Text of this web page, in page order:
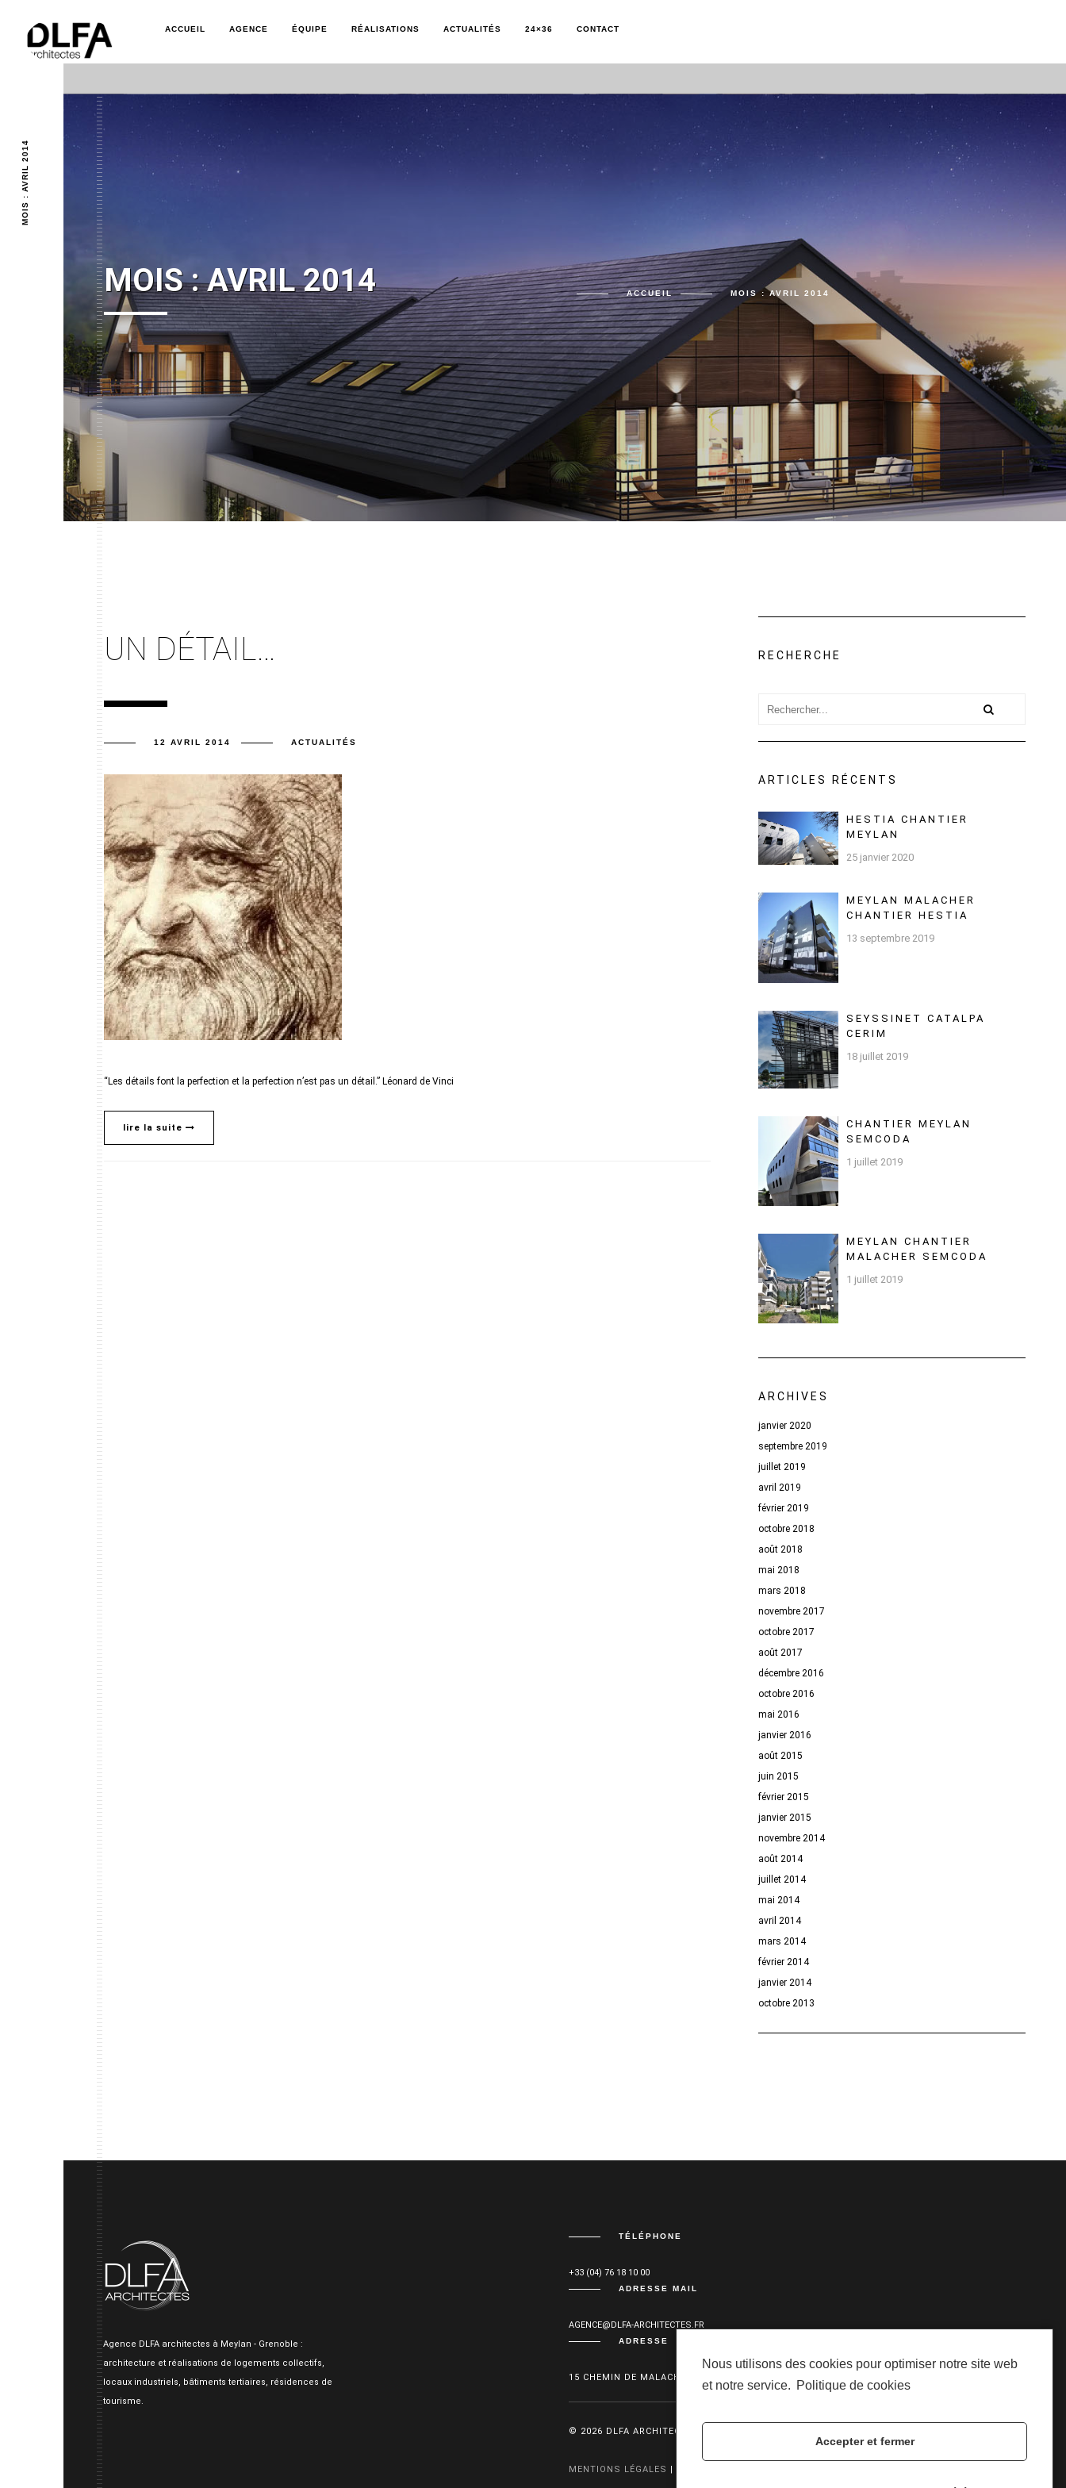
Nous utilisons des cookies pour optimiser notre site web
et notre service. Politique de cookies
Accepter et fermer
ACCUEIL AGENCE ÉQUIPE RÉALISATIONS ACTUALITÉS 24×36 CONTACT
MOIS :AVRIL 2014 ACCUEIL MOIS :AVRIL 2014
UN DÉTAIL…
12 AVRIL 2014 ACTUALITÉS
“Les détails font la perfection et la perfection n’est pas un détail.” Léonard de Vinci
lire la suite
RECHERCHE
ARTICLES RÉCENTS
HESTIA CHANTIER
MEYLAN
25 janvier 2020
MEYLAN MALACHER
CHANTIER HESTIA
13 septembre 2019
SEYSSINET CATALPA
CERIM
18 juillet 2019
CHANTIER MEYLAN
SEMCODA
1 juillet 2019
MEYLAN CHANTIER
MALACHER SEMCODA
1 juillet 2019
ARCHIVES
janvier 2020
septembre 2019
juillet 2019
avril 2019
février 2019
octobre 2018
août 2018
mai 2018
mars 2018
novembre 2017
octobre 2017
août 2017
décembre 2016
octobre 2016
mai 2016
janvier 2016
août 2015
juin 2015
février 2015
janvier 2015
novembre 2014
août 2014
juillet 2014
mai 2014
avril 2014
mars 2014
février 2014
janvier 2014
octobre 2013
Agence DLFA architectes à Meylan - Grenoble :
architecture et réalisations de logements collectifs,
locaux industriels, bâtiments tertiaires, résidences de
tourisme.
TÉLÉPHONE
+33 (04) 76 18 10 00
ADRESSE MAIL
AGENCE@DLFA-ARCHITECTES.FR
ADRESSE
15 CHEMIN DE MALACHER 38240 MEYLAN
© 2026 DLFA ARCHITECTES | CONCEPTION :
MENTIONS LÉGALES |
MOIS : AVRIL 2014